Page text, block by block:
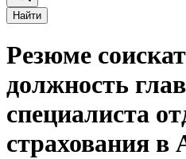
Найти
Резюме
должность
специалиста
страхования в